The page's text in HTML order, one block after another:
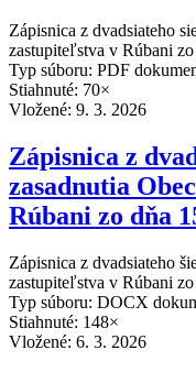
Zápisnica z dvadsiateho
zastupiteľstva v Rúbani
Typ súboru: PDF
Stiahnuté: 70×
Vložené: 9. 3. 2026
Zápisnica z
zasadnutia
Rúbani zo dňa
Zápisnica z dvadsiateho
zastupiteľstva v Rúbani
Typ súboru: DOCX
Stiahnuté: 148×
Vložené: 6. 3. 2026